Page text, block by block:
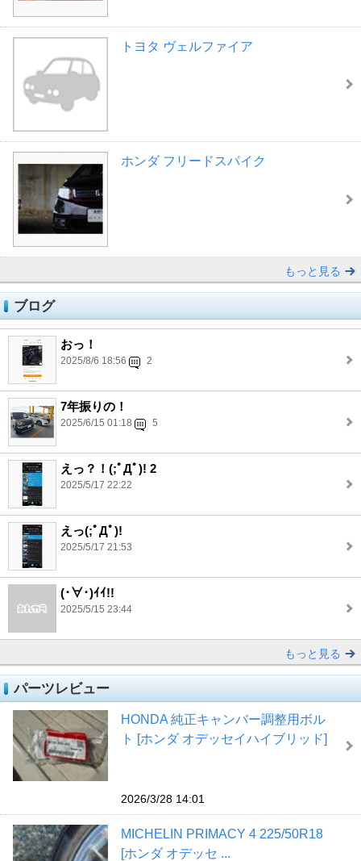
トヨタ ヴェルファイア
ホンダ フリードスパイク
もっと見る
ブログ
おっ！
2025/8/6 18:56 2
7年振りの！
2025/6/15 01:18 5
えっ？！(;ﾟДﾟ)! 2
2025/5/17 22:22
えっ(;ﾟДﾟ)!
2025/5/17 21:53
(･∀･)ｲｲ!!
2025/5/15 23:44
もっと見る
パーツレビュー
HONDA 純正キャンバー調整用ボル
ト [ホンダ オデッセイハイブリッド]
2026/3/28 14:01
MICHELIN PRIMACY 4 225/50R18
[ホンダ オデッセ ...